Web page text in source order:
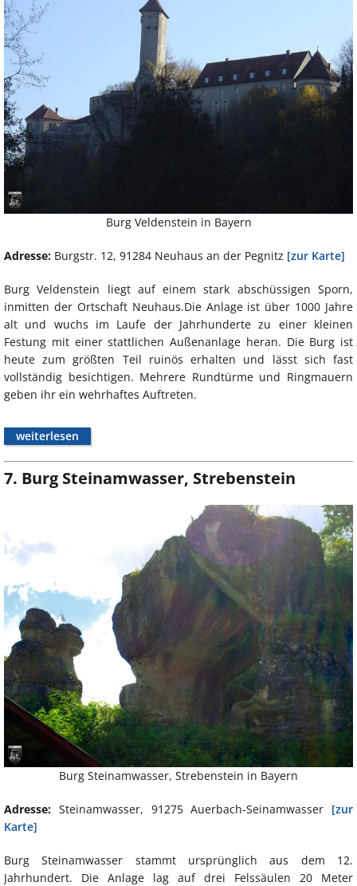
Burg Veldenstein in Bayern
Adresse: Burgstr. 12, 91284 Neuhaus an der Pegnitz [zur Karte]
Burg Veldenstein liegt auf einem stark abschüssigen Sporn,
inmitten der Ortschaft Neuhaus.Die Anlage ist über 1000 Jahre
alt und wuchs im Laufe der Jahrhunderte zu einer kleinen
Festung mit einer stattlichen Außenanlage heran. Die Burg ist
heute zum größten Teil ruinös erhalten und lässt sich fast
vollständig besichtigen. Mehrere Rundtürme und Ringmauern
geben ihr ein wehrhaftes Auftreten.
weiterlesen
7. Burg Steinamwasser, Strebenstein
Burg Steinamwasser, Strebenstein in Bayern
Adresse: Steinamwasser, 91275 Auerbach-Seinamwasser [zur
Karte]
Burg Steinamwasser stammt ursprünglich aus dem 12.
Jahrhundert. Die Anlage lag auf drei Felssäulen 20 Meter